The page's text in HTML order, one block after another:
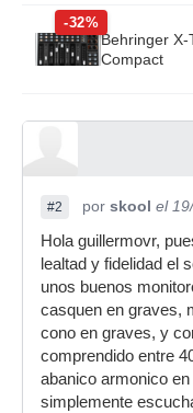
-32%
Behringer X-
Compact
#2 por skool el
Hola guillermovr,
lealtad y fidelidad el
unos buenos
casquen en graves,
cono en graves, y
comprendido entre
abanico armonico
simplemente